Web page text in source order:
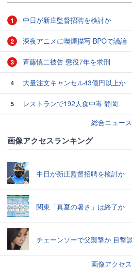
1 中日が新庄監督招聘を検討か
2 深夜アニメに喫煙描写 BPOで議論
3 斉藤慎二被告 懲役7年を求刑
4 大量注文キャンセル43億円以上か
5
レストランで192人食中毒 静岡
総合ニュー
画像アクセスランキング
中日が新庄監督招聘を検討か
関東「真夏の暑さ」は終了か
チェーンソーで父襲撃か 目撃
画像アクセ